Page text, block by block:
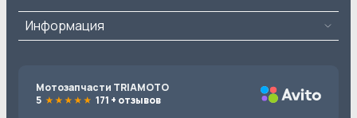
Информация
Мотозапчасти TRIAMOTO
5
171 + отзывов